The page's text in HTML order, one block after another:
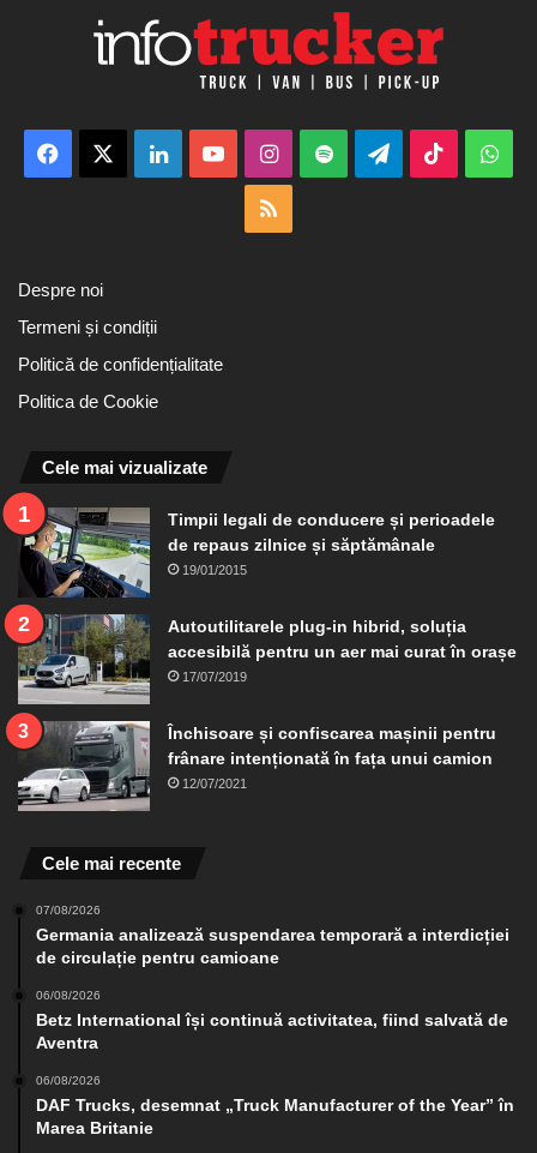
Facebook LinkedInYouTubeInstagram
Spotify TelegramTikTok
Despre noi
Termeni și condiții
Politică de confidențialitate
Politica de Cookie
Cele mai vizualizate
Timpii legali de conducere și perioadele
de repaus zilnice și săptămânale
19/01/2015
Autoutilitarele plug-in hibrid, soluția
accesibilă pentru un aer mai curat în orașe
17/07/2019
Închisoare și confiscarea mașinii pentru
frânare intenționată în fața unui camion
12/07/2021
Cele mai recente
07/08/2026
Germania analizează suspendarea temporară a interdicției
de circulație pentru camioane
06/08/2026
Betz International își continuă activitatea, fiind salvată de
Aventra
06/08/2026
DAF Trucks, desemnat „Truck Manufacturer of the Year” în
Marea Britanie